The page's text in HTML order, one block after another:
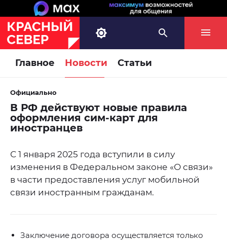
Главное Новости Статьи
Официально
В РФ действуют новые правила
оформления сим-карт для
иностранцев
С 1 января 2025 года вступили в силу
изменения в Федеральном законе «О связи»
в части предоставления услуг мобильной
связи иностранным гражданам.
Заключение договора осуществляется только